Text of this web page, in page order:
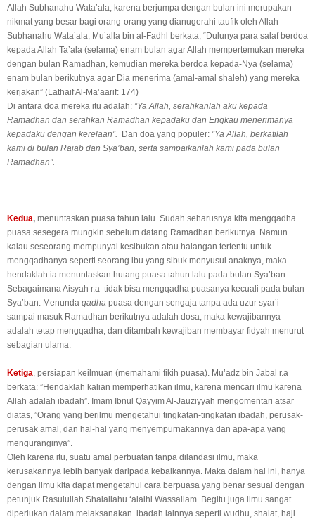
Allah Subhanahu Wata’ala, karena berjumpa dengan bulan ini merupakan
nikmat yang besar bagi orang-orang yang dianugerahi taufik oleh Allah
Subhanahu Wata’ala, Mu’alla bin al-Fadhl berkata, “Dulunya para salaf berdoa
kepada Allah Ta’ala (selama) enam bulan agar Allah mempertemukan mereka
dengan bulan Ramadhan, kemudian mereka berdoa kepada-Nya (selama)
enam bulan berikutnya agar Dia menerima (amal-amal shaleh) yang mereka
kerjakan” (Lathaif Al-Ma’aarif: 174)
Di antara doa mereka itu adalah: ”Ya Allah, serahkanlah aku kepada
Ramadhan dan serahkan Ramadhan kepadaku dan Engkau menerimanya
kepadaku dengan kerelaan”.
Dan doa yang populer: ”Ya Allah, berkatilah
kami di bulan Rajab dan Sya’ban, serta sampaikanlah kami pada bulan
Ramadhan”.
Kedua, menuntaskan puasa tahun lalu. Sudah seharusnya kita mengqadha
puasa sesegera mungkin sebelum datang Ramadhan berikutnya. Namun
kalau seseorang mempunyai kesibukan atau halangan tertentu untuk
mengqadhanya seperti seorang ibu yang sibuk menyusui anaknya, maka
hendaklah ia menuntaskan hutang puasa tahun lalu pada bulan Sya’ban.
Sebagaimana Aisyah r.a tidak bisa mengqadha puasanya kecuali pada bulan
Sya’ban. Menunda qadha puasa dengan sengaja tanpa ada uzur syar’i
sampai masuk Ramadhan berikutnya adalah dosa, maka kewajibannya
adalah tetap mengqadha, dan ditambah kewajiban membayar fidyah menurut
sebagian ulama.
Ketiga, persiapan keilmuan (memahami fikih puasa). Mu’adz bin Jabal r.a
berkata: ”Hendaklah kalian memperhatikan ilmu, karena mencari ilmu karena
Allah adalah ibadah”. Imam Ibnul Qayyim Al-Jauziyyah mengomentari atsar
diatas, ”Orang yang berilmu mengetahui tingkatan-tingkatan ibadah, perusak-
perusak amal, dan hal-hal yang menyempurnakannya dan apa-apa yang
menguranginya”.
Oleh karena itu, suatu amal perbuatan tanpa dilandasi ilmu, maka
kerusakannya lebih banyak daripada kebaikannya. Maka dalam hal ini, hanya
dengan ilmu kita dapat mengetahui cara berpuasa yang benar sesuai dengan
petunjuk Rasulullah Shalallahu ‘alaihi Wassallam. Begitu juga ilmu sangat
diperlukan dalam melaksanakan ibadah lainnya seperti wudhu, shalat, haji